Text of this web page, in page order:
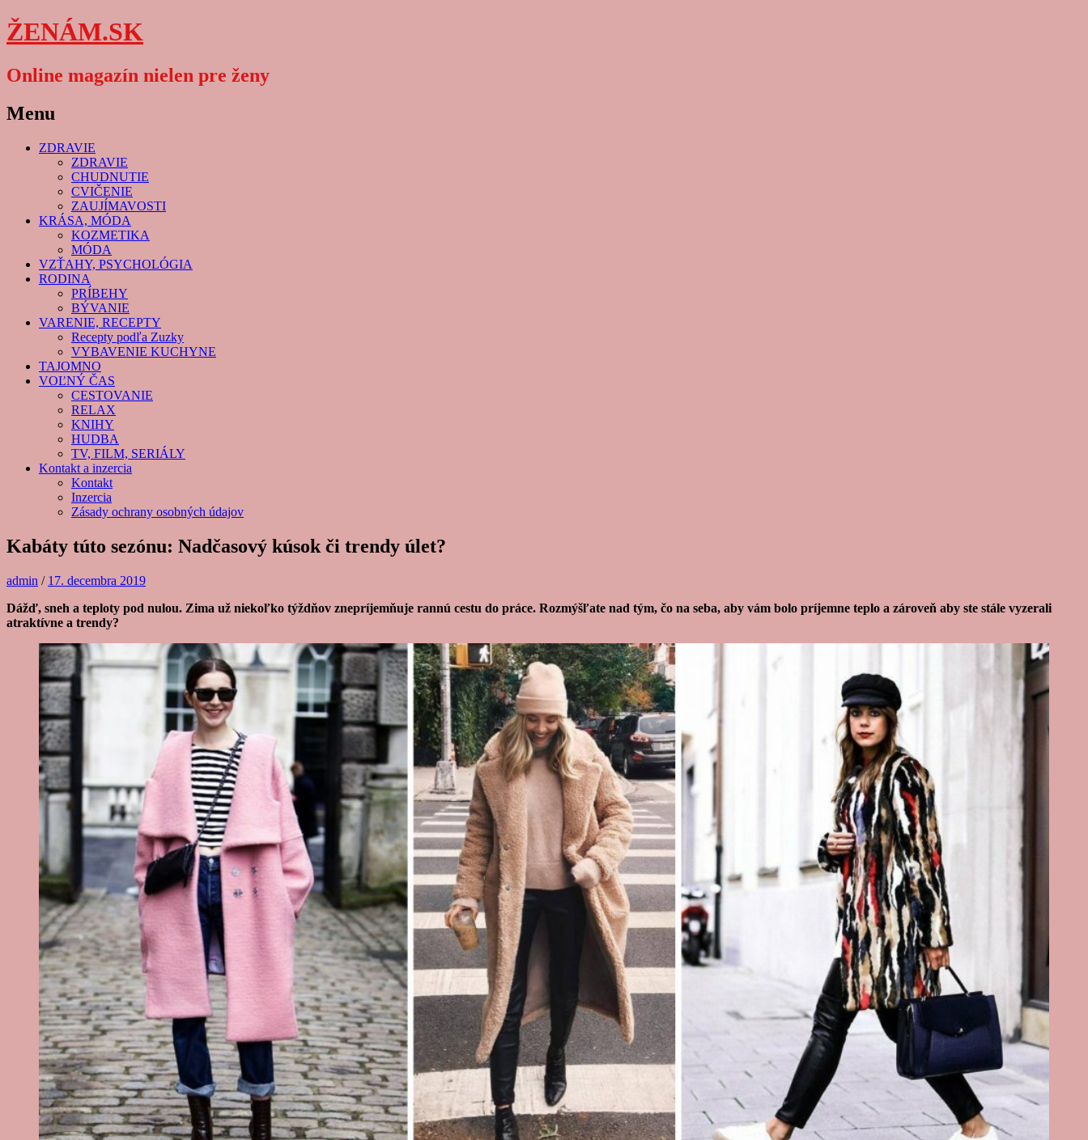
ŽENÁM.SK
Online magazín nielen pre ženy
Menu
Skip
ZDRAVIE
ZDRAVIE
CHUDNUTIE
CVIČENIE
ZAUJÍMAVOSTI
KRÁSA, MÓDA
KOZMETIKA
MÓDA
VZŤAHY, PSYCHOLÓGIA
RODINA
PRÍBEHY
BÝVANIE
VARENIE, RECEPTY
Recepty podľa Zuzky
VYBAVENIE KUCHYNE
TAJOMNO
VOĽNÝ ČAS
CESTOVANIE
RELAX
KNIHY
HUDBA
TV, FILM, SERIÁLY
Kontakt a inzercia
Kontakt
Inzercia
Zásady ochrany osobných údajov
Kabáty túto sezónu: Nadčasový kúsok či trendy úlet?
admin / 17. decembra 2019
Dážď, sneh a teploty pod nulou. Zima už niekoľko týždňov znepríjemňuje rannú cestu do práce. Rozmýšľate nad tým, čo na seba, aby vám bolo príjemne teplo a zároveň aby ste stále vyzerali
atraktívne a trendy?